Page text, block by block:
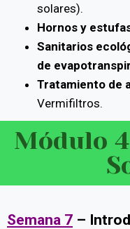
solares).
Hornos y
Sanitarios
de
Tratamiento de
Vermifiltros.
Módulo
Semana 7 –